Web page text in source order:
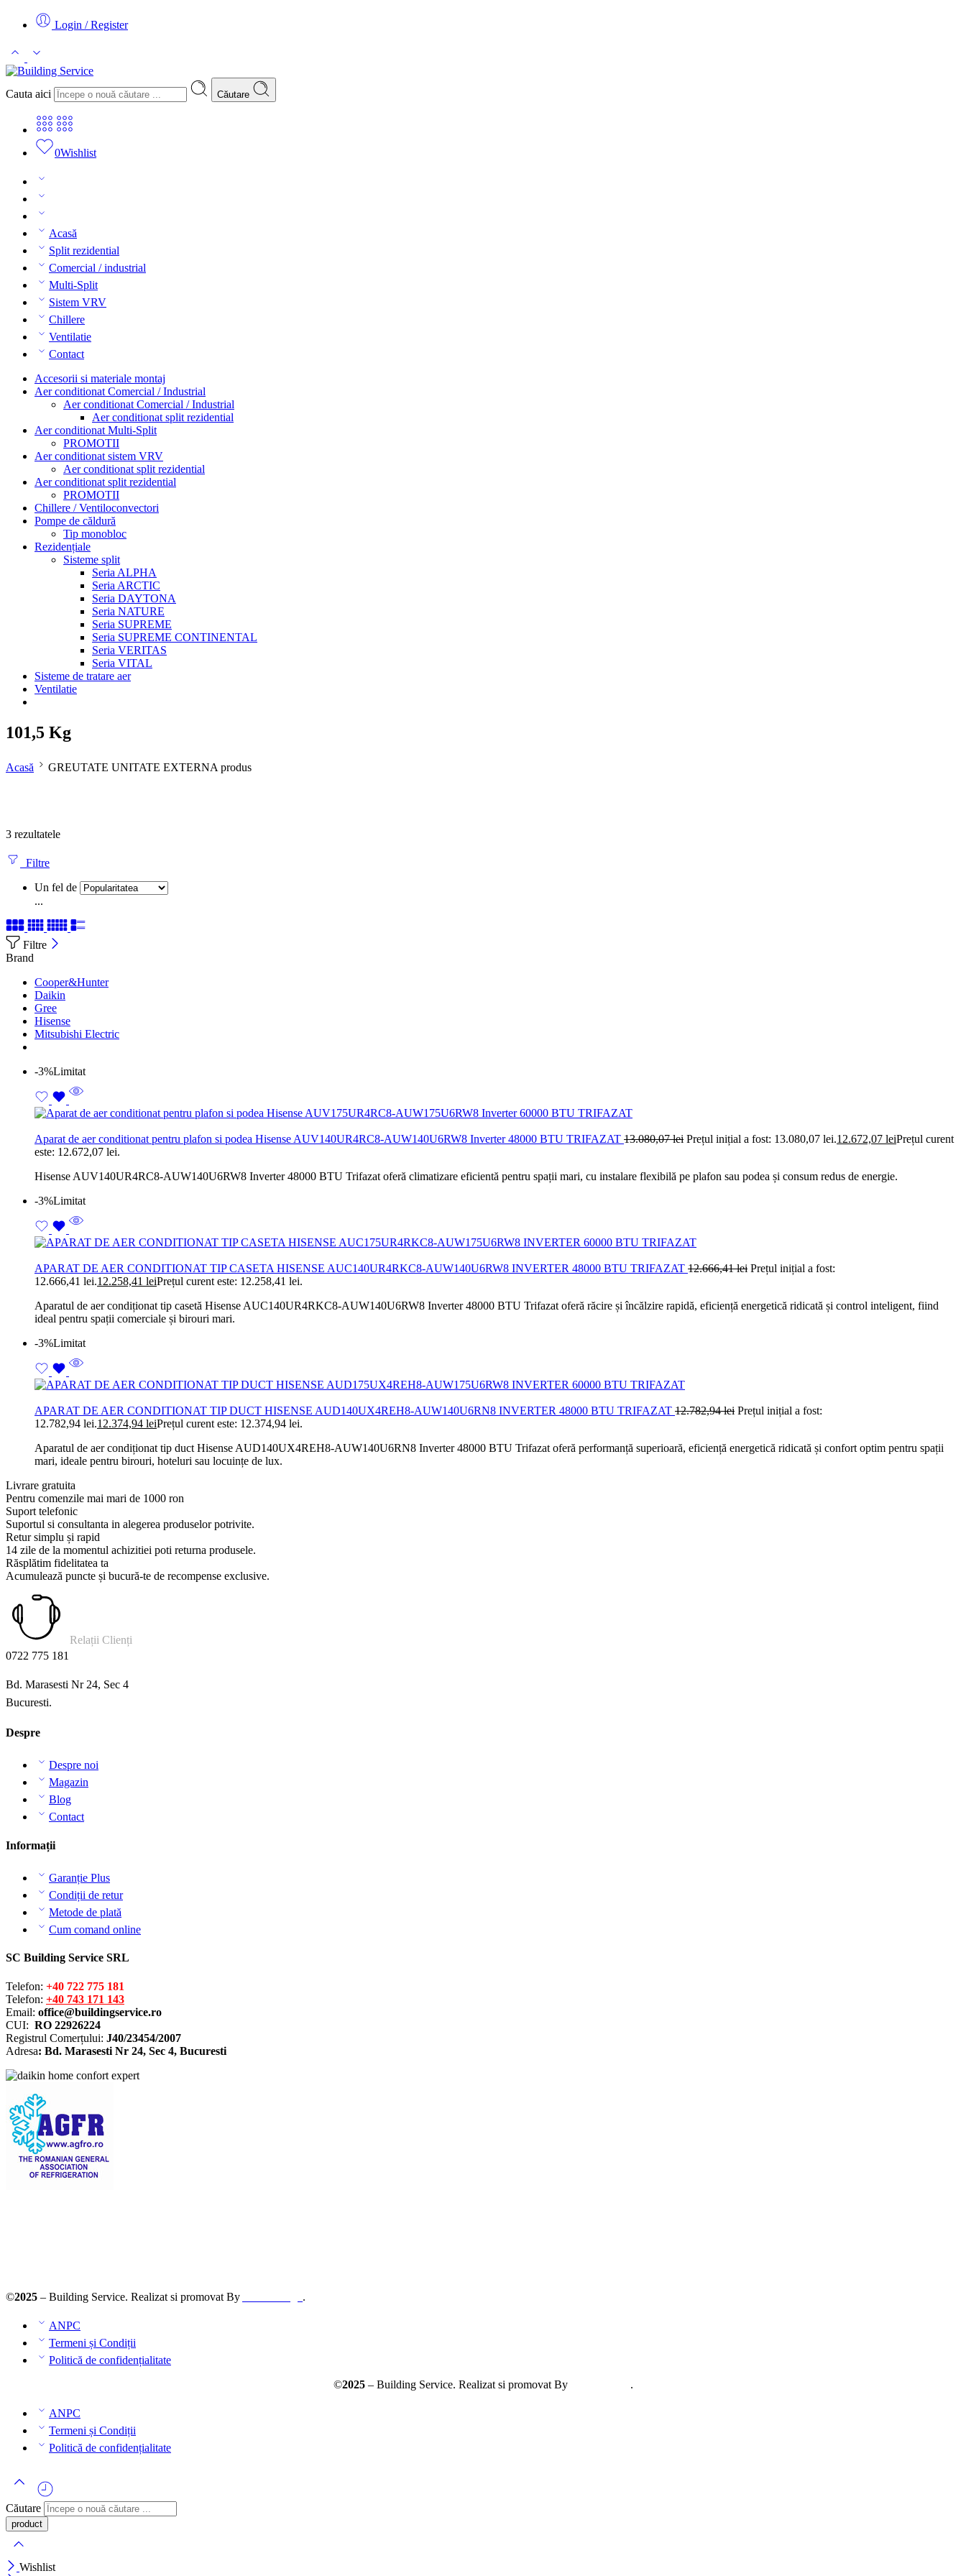
Login / Register
Cauta aici Căutare
0Wishlist
Acasă
Split rezidential
Comercial / industrial
Multi-Split
Sistem VRV
Chillere
Ventilatie
Contact
Accesorii si materiale montaj
Aer conditionat Comercial / Industrial
Aer conditionat Comercial / Industrial
Aer conditionat split rezidential
Aer conditionat Multi-Split
PROMOTII
Aer conditionat sistem VRV
Aer conditionat split rezidential
Aer conditionat split rezidential
PROMOTII
Chillere / Ventiloconvectori
Pompe de căldură
Tip monobloc
Rezidențiale
Sisteme split
Seria ALPHA
Seria ARCTIC
Seria DAYTONA
Seria NATURE
Seria SUPREME
Seria SUPREME CONTINENTAL
Seria VERITAS
Seria VITAL
Sisteme de tratare aer
Ventilatie
101,5 Kg
Acasă GREUTATE UNITATE EXTERNA produs
3 rezultatele
Filtre
Un fel de
...
Filtre
Brand
Cooper&Hunter
Daikin
Gree
Hisense
Mitsubishi Electric
-3%Limitat
Aparat de aer conditionat pentru plafon si podea Hisense AUV140UR4RC8-AUW140U6RW8 Inverter 48000 BTU TRIFAZAT 13.080,07lei Prețul inițial a fost: 13.080,07 lei.12.672,07 leiPrețul curent
este: 12.672,07 lei.
Hisense AUV140UR4RC8-AUW140U6RW8 Inverter 48000 BTU Trifazat oferă climatizare eficientă pentru spații mari, cu instalare flexibilă pe plafon sau podea și consum redus de energie.
-3%Limitat
APARAT DE AER CONDITIONAT TIP CASETA HISENSE AUC140UR4RKC8-AUW140U6RW8 INVERTER 48000 BTU TRIFAZAT 12.666,41lei Prețul inițial a fost:
12.666,41 lei.12.258,41 leiPrețul curent este: 12.258,41 lei.
Aparatul de aer condiționat tip casetă Hisense AUC140UR4RKC8-AUW140U6RW8 Inverter 48000 BTU Trifazat oferă răcire și încălzire rapidă, eficiență energetică ridicată și control inteligent, fiind
ideal pentru spații comerciale și birouri mari.
-3%Limitat
APARAT DE AER CONDITIONAT TIP DUCT HISENSE AUD140UX4REH8-AUW140U6RN8 INVERTER 48000 BTU TRIFAZAT 12.782,94lei Prețul inițial a fost:
12.782,94 lei.12.374,94 leiPrețul curent este: 12.374,94 lei.
Aparatul de aer condiționat tip duct Hisense AUD140UX4REH8-AUW140U6RN8 Inverter 48000 BTU Trifazat oferă performanță superioară, eficiență energetică ridicată și confort optim pentru spații
mari, ideale pentru birouri, hoteluri sau locuințe de lux.
Livrare gratuita
Pentru comenzile mai mari de 1000 ron
Suport telefonic
Suportul si consultanta in alegerea produselor potrivite.
Retur simplu și rapid
14 zile de la momentul achizitiei poti returna produsele.
Răsplătim fidelitatea ta
Acumulează puncte și bucură-te de recompense exclusive.
Relații Clienți
0722 775 181
Bd. Marasesti Nr 24, Sec 4
Bucuresti.
Despre
Despre noi
Magazin
Blog
Contact
Informații
Garanție Plus
Condiții de retur
Metode de plată
Cum comand online
SC Building Service SRL
Telefon: +40 722 775 181
Telefon: +40 743 171 143
Email: office@buildingservice.ro
CUI: RO 22926224
Registrul Comerțului: J40/23454/2007
Adresa: Bd. Marasesti Nr 24, Sec 4, Bucuresti
©2025 – Building Service. Realizat si promovat By .
ANPC
Termeni și Condiții
Politică de confidențialitate
©2025– Building Service. Realizat si promovat By .
ANPC
Termeni și Condiții
Politică de confidențialitate
Căutare
Wishlist